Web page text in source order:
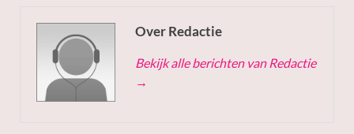
Over Redactie
Bekijk alle berichten van Redactie
→